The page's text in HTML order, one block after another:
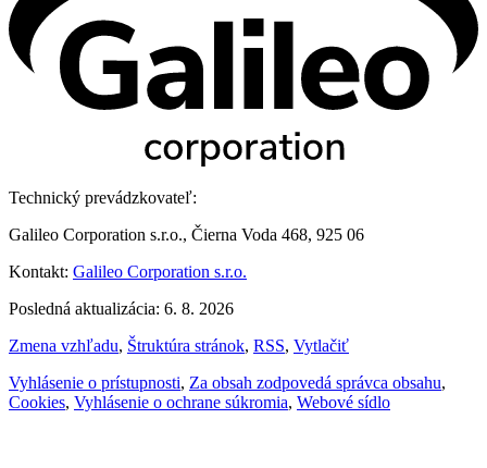
Technický prevádzkovateľ:
Galileo Corporation s.r.o., Čierna Voda 468, 925 06
Kontakt: Galileo Corporation s.r.o.
Posledná aktualizácia: 6. 8. 2026
Zmena vzhľadu, Štruktúra stránok, RSS, Vytlačiť
Vyhlásenie o prístupnosti, Za obsah zodpovedá správca obsahu,
Cookies, Vyhlásenie o ochrane súkromia, Webové sídlo